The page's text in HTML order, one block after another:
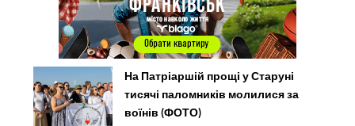
На Патріаршій прощі у Старуні
тисячі паломників молилися за
воїнів (ФОТО)